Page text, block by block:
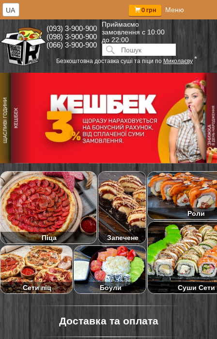
(093) 3-900-900
(098) 3-900-900
(066) 3-900-900
Приймаємо
замовлення с 10:00
до 22:00
Искать:ПОИСК
0 грн Меню
Безкоштовна доставка суші та піци по Миколаєву *
UA
Піца Запечене
Роли
Сети піц Боули Суши Сети
Доставка та оплата